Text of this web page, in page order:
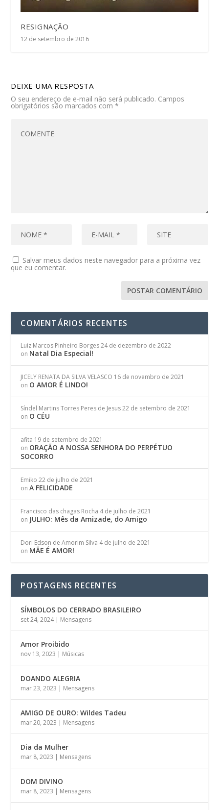
RESIGNAÇÃO
12 de setembro de 2016
DEIXE UMA RESPOSTA
O seu endereço de e-mail não será publicado. Campos
obrigatórios são marcados com*
Salvar meus dados neste navegador para a próxima vez
que eu comentar.
COMENTÁRIOS RECENTES
Luiz Marcos Pinheiro Borges 24 de dezembro de 2022
on Natal Dia Especial!
JICELY RENATA DA SILVA VELASCO 16 de novembro de 2021
on O AMOR É LINDO!
Síndel Martins Torres Peres de Jesus 22 de setembro de 2021
on O CÉU
afita 19 de setembro de 2021
on ORAÇÃO A NOSSA SENHORA DO PERPÉTUO
SOCORRO
Emiko 22 de julho de 2021
onA FELICIDADE
Francisco das chagas Rocha 4 de julho de 2021
on JULHO: Mês da Amizade, do Amigo
Dori Edson de Amorim Silva 4 de julho de 2021
on MÃE É AMOR!
POSTAGENS RECENTES
SÍMBOLOS DO CERRADO BRASILEIRO
set 24, 2024| Mensagens
Amor Proibido
nov 13, 2023 | Músicas
DOANDO ALEGRIA
mar 23, 2023 | Mensagens
AMIGO DE OURO: Wildes Tadeu
mar 20, 2023 | Mensagens
Dia da Mulher
mar 8, 2023 | Mensagens
DOM DIVINO
mar 8, 2023 | Mensagens